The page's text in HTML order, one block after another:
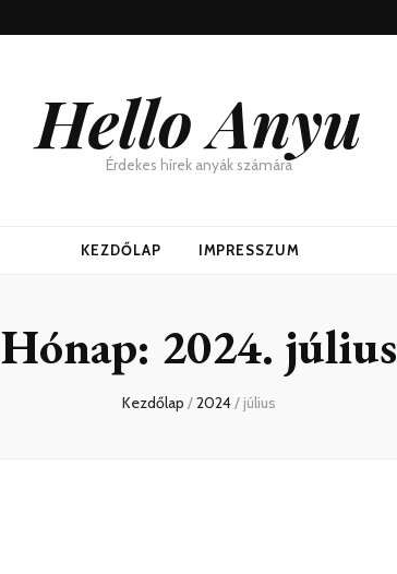
Hello Anyu
Érdekes hírek anyák számára
KEZDŐLAP IMPRESSZUM
Hónap: 2024. július
Kezdőlap /2024/ július